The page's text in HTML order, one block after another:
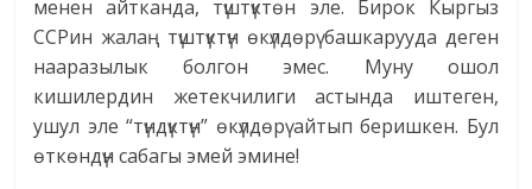
менен айтканда, түштүктөн эле. Бирок Кыргыз
ССРин жалаң түштүктүн өкүлдөрү башкарууда деген
нааразылык болгон эмес. Муну ошол
кишилердин жетекчилиги астында иштеген,
ушул эле “түндүктүн” өкүлдөрү айтып беришкен. Бул
өткөндүн сабагы эмей эмине!